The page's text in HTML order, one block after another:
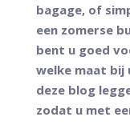
bagage, of
een zomerse
bent u goed
welke maat bij
deze blog
zodat u met